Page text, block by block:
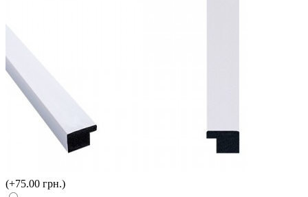
(+75.00 грн.)